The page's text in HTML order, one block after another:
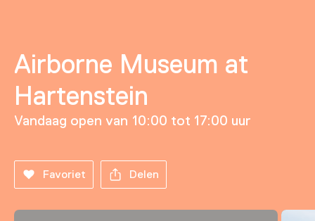
Airborne Museum at
Hartenstein
Vandaag open van 10:00 tot 17:00 uur
Favoriet Delen